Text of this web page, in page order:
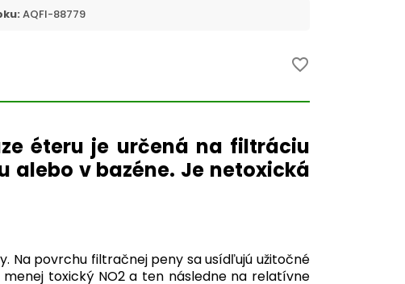
AQFI-88779
favorite_border
éteru je určená na filtráciu
alebo v bazéne. Je netoxická
Na povrchu filtračnej peny sa usídľujú užitočné
toxický NO2 a ten následne na relatívne